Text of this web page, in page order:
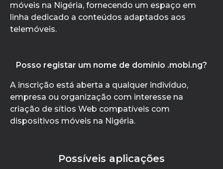
móveis na Nigéria, fornecendo um espaço em
linha dedicado a conteúdos adaptados aos
telemóveis.
Posso registar um nome de domínio .mobi.ng?
A inscrição está aberta a qualquer indivíduo,
empresa ou organização com interesse na
criação de sítios Web compatíveis com
dispositivos móveis na Nigéria.
Possíveis aplicações